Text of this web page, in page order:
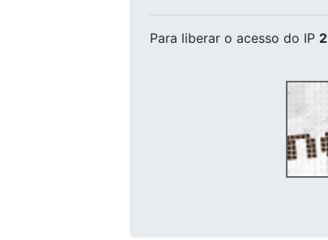
Para liberar o acesso do IP